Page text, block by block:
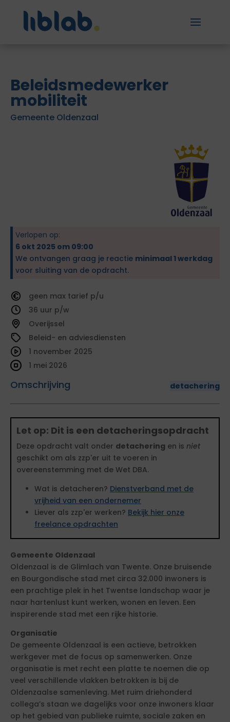
Beleidsmedewerker
mobiliteit
Gemeente Oldenzaal
Verlopen op:
6 okt 2025 om 09:00
We ontvangen graag je reactie minimaal 1 werkdag
voor sluiting van de opdracht.
geen
tarief
36
Overijssel
Beleid- en adviesdiensten
Omschrijving detachering
1 november 2025
1 mei 2026
Let op: Dit is een detacheringsopdracht
Deze opdracht valt onder detachering en is niet
geschikt om als zzp'er uit te voeren in
overeenstemming met de Wet DBA.
Wat is detacheren? Dienstverband met de
vrijheid van een ondernemer
Liever als zzp'er werken? Bekijk hier onze
freelance opdrachten
Gemeente Oldenzaal
Oldenzaal is de Glimlach van Twente. Onze bruisende
en Bourgondische stad met circa 32.000 inwoners is
een prachtige plek in het Twentse landschap waar je
naar hartenlust kunt werken, wonen en leven. Een
inspirerende stad met een rijke historie.
Organisatie
De gemeente Oldenzaal is een actieve, betrokken
werkgever met de focus op samenwerken. Onze
organisatie is met recht een platte te noemen die op
veel verschillende vlakken betrokken is bij de
Oldenzaalse samenleving. Met ruim driehonderd
collega’s staan we dagelijks voor onze inwoners klaar
op het gebied van publieke ruimte, sociale zaken en